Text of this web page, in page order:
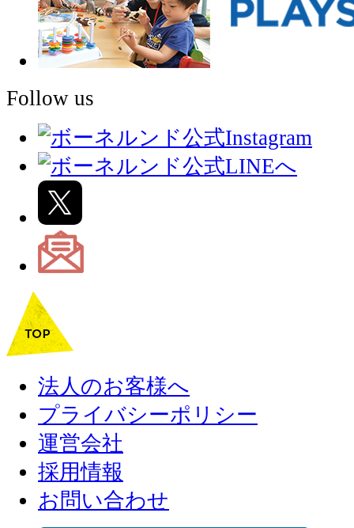
Follow us
法人のお客様へ
プライバシーポリシー
運営会社
採用情報
お問い合わせ